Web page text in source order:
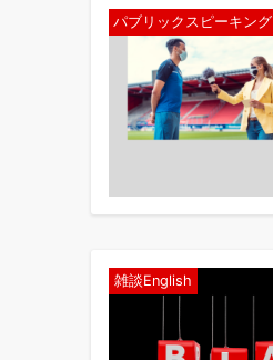
パブリックスピーキング
雑談English